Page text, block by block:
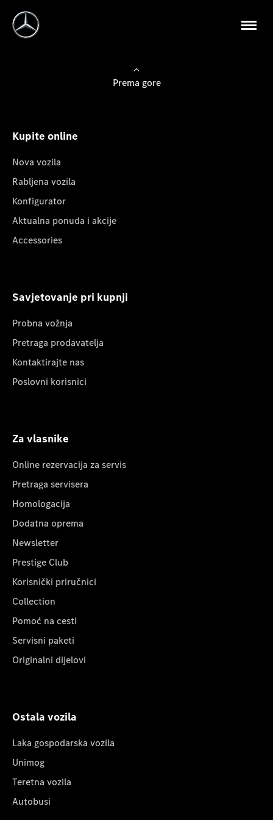
Prema gore
Kupite online
Nova vozila
Rabljena vozila
Konfigurator
Aktualna ponuda i akcije
Accessories
Savjetovanje pri kupnji
Probna vožnja
Pretraga prodavatelja
Kontaktirajte nas
Poslovni korisnici
Za vlasnike
Online rezervacija za servis
Pretraga servisera
Homologacija
Dodatna oprema
Newsletter
Prestige Club
Korisnički priručnici
Collection
Pomoć na cesti
Servisni paketi
Originalni dijelovi
Ostala vozila
Laka gospodarska vozila
Unimog
Teretna vozila
Autobusi